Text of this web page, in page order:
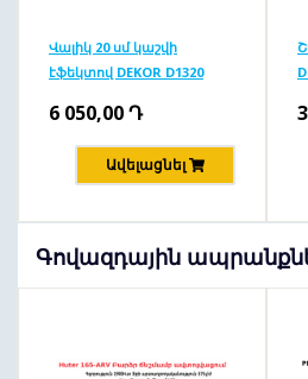
Վալիկ 20 սմ կաշվի
էֆեկտով DEKOR D1320
6 050,00Դ
Ավելացնել
Գովազդային